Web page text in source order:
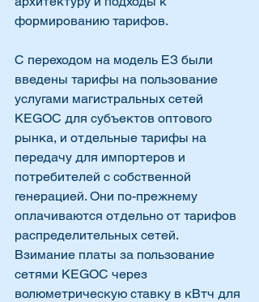
формированию тарифов.
С переходом на модель ЕЗ были
введены тарифы на пользование
услугами магистральных сетей
KEGOC для субъектов оптового
рынка, и отдельные тарифы на
передачу для импортеров и
потребителей с собственной
генерацией. Они по-прежнему
оплачиваются отдельно от тарифов
распределительных сетей.
Взимание платы за пользование
сетями KEGOC через
волюметрическую ставку в кВтч для